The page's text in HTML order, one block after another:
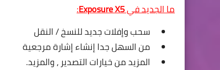
ما الجديد فيExposure X5
:
سحب وإفلات جديد للنسخ / النقل
من السهل جدا إنشاء إشارة مرجعية
المزيد من خيارات التصدير ، والمزيد.